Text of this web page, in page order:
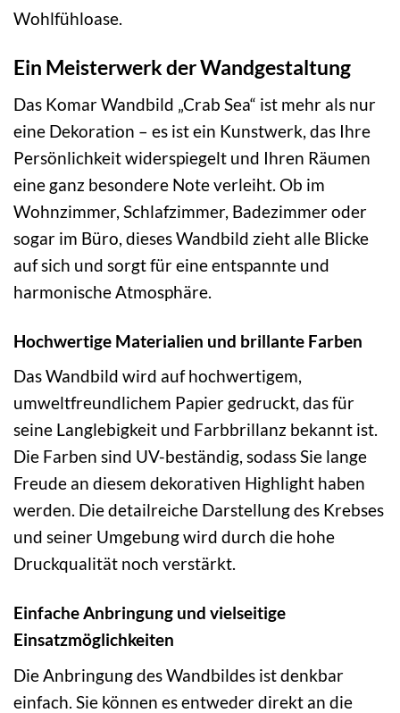
Wohlfühloase.
Ein Meisterwerk der Wandgestaltung
Das Komar Wandbild „Crab Sea“ ist mehr als nur
eine Dekoration – es ist ein Kunstwerk, das Ihre
Persönlichkeit widerspiegelt und Ihren Räumen
eine ganz besondere Note verleiht. Ob im
Wohnzimmer, Schlafzimmer, Badezimmer oder
sogar im Büro, dieses Wandbild zieht alle Blicke
auf sich und sorgt für eine entspannte und
harmonische Atmosphäre.
Hochwertige Materialien und brillante Farben
Das Wandbild wird auf hochwertigem,
umweltfreundlichem Papier gedruckt, das für
seine Langlebigkeit und Farbbrillanz bekannt ist.
Die Farben sind UV-beständig, sodass Sie lange
Freude an diesem dekorativen Highlight haben
werden. Die detailreiche Darstellung des Krebses
und seiner Umgebung wird durch die hohe
Druckqualität noch verstärkt.
Einfache Anbringung und vielseitige
Einsatzmöglichkeiten
Die Anbringung des Wandbildes ist denkbar
einfach. Sie können es entweder direkt an die